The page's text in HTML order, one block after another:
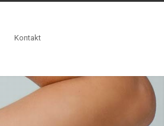
Kontakt